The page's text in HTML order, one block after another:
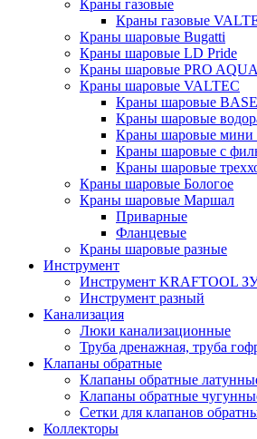
Краны газовые
Краны газовые
Краны шаровые Bugatti
Краны шаровые LD Pride
Краны шаровые PRO AQUA
Краны шаровые VALTEC
Краны шаровые BASE
Краны шаровые
Краны шаровые мини
Краны шаровые с
Краны шаровые
Краны шаровые Бологое
Краны шаровые Маршал
Приварные
Фланцевые
Краны шаровые разные
Инструмент
Инструмент KRAFTOOL
Инструмент разный
Канализация
Люки канализационные
Труба дренажная, труба
Клапаны обратные
Клапаны обратные
Клапаны обратные
Сетки для клапанов
Коллекторы